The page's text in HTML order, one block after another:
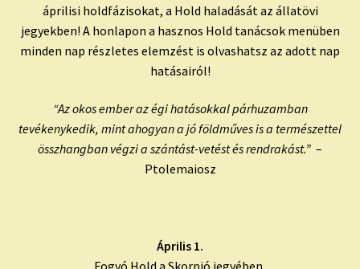
áprilisi holdfázisokat, a Hold haladását az állatövi
jegyekben! A honlapon a hasznos Hold tanácsok menüben
minden nap részletes elemzést is olvashatsz az adott nap
hatásairól!
“Az okos ember az égi hatásokkal párhuzamban
tevékenykedik, mint ahogyan a jó földműves is a természettel
összhangban végzi a szántást-vetést és rendrakást.” –
Ptolemaiosz
Április 1.
Fogyó Hold a Skorpió jegyében,